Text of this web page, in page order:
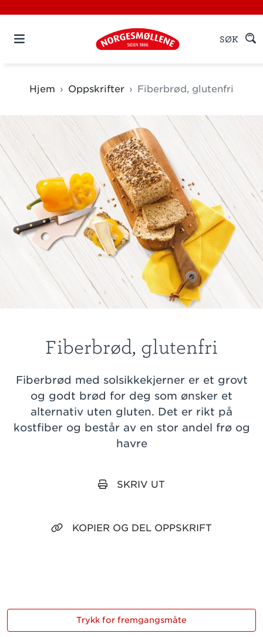
SØK
Hjem Oppskrifter Fiberbrød, glutenfri
Fiberbrød, glutenfri
Fiberbrød med solsikkekjerner er et grovt
og godt brød for deg som ønsker et
alternativ uten gluten. Det er rikt på
kostfiber og består av en stor andel frø og
havre
SKRIV UT
KOPIER OG DEL OPPSKRIFT
Trykk for fremgangsmåte